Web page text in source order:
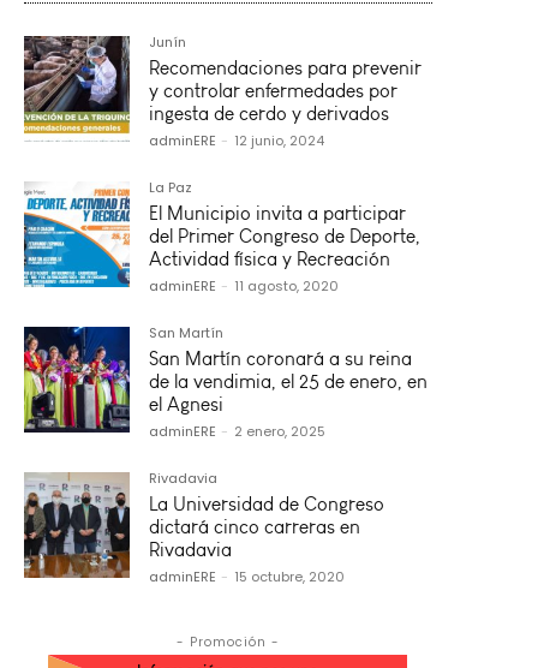
Junín
Recomendaciones para prevenir
y controlar enfermedades por
ingesta de cerdo y derivados
adminERE - 12 junio, 2024
La Paz
El Municipio invita a participar
del Primer Congreso de Deporte,
Actividad física y Recreación
adminERE - 11 agosto, 2020
San Martín
San Martín coronará a su reina
de la vendimia, el 25 de enero, en
el Agnesi
adminERE - 2 enero, 2025
Rivadavia
La Universidad de Congreso
dictará cinco carreras en
Rivadavia
adminERE - 15 octubre, 2020
- Promoción -